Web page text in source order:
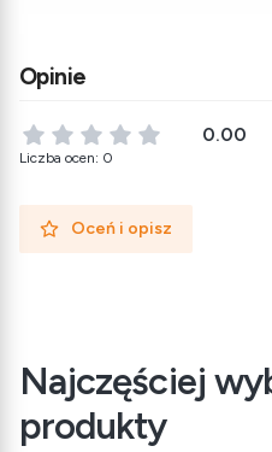
Opinie
0.00
Liczba ocen: 0
Oceń i opisz
Najczęściej
produkty